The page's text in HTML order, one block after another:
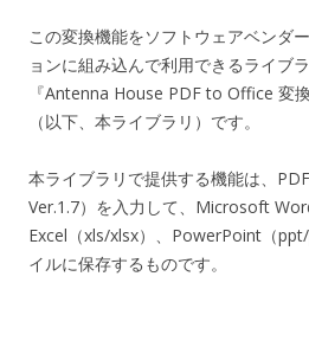
この変換機能をソフトウェアベンダ
ョンに組み込んで利用できるライブ
『Antenna House PDF to Office 変
（以下、本ライブラリ）です。
本ライブラリで提供する機能は、
Ver.1.7）を入力して、Microsoft
Excel（xls/xlsx）、PowerPoint（
イルに保存するものです。